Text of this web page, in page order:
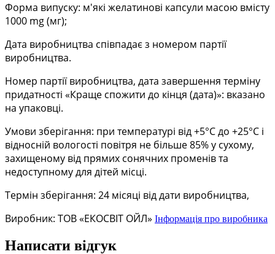
Форма випуску: м'які желатинові капсули масою вмісту
1000 mg (мг);
Дата виробництва співпадає з номером партії
виробництва.
Номер партії виробництва, дата завершення терміну
придатності «Краще спожити до кінця (дата)»: вказано
на упаковці.
Умови зберігання: при температурі від +5°С до +25°С і
відносній вологості повітря не більше85% у сухому,
захищеному від прямих сонячних променів та
недоступному для дітей місці.
Термін зберігання: 24 місяці від дати виробництва,
Виробник: ТОВ «ЕКОСВІТ ОЙЛ» Інформація про виробника
Написати відгук